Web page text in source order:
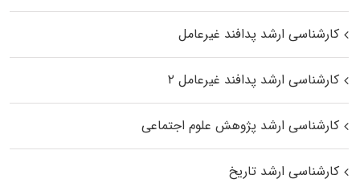
کارشناسی ارشد پدافند غیرعامل
کارشناسی ارشد پدافند غیرعامل ۲
کارشناسی ارشد پژوهش علوم اجتماعی
کارشناسی ارشد تاریخ